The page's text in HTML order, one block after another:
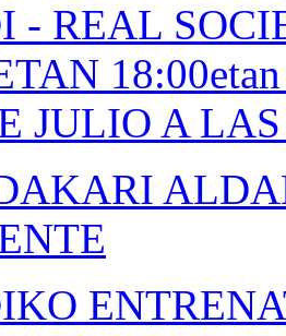
- REAL
JULIO A